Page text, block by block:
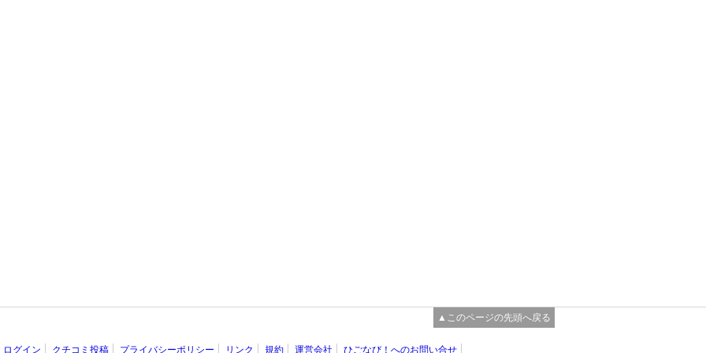
▲このページの先頭へ戻る
ログイン クチコミ投稿 プライバシーポリシー リンク 規約 運営会社 ひごなび！へのお問い合せ